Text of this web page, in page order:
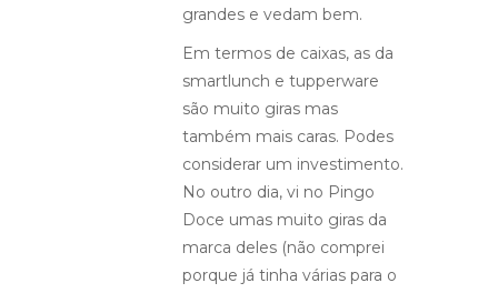
grandes e vedam bem.
Em termos de caixas, as da
smartlunch e tupperware
são muito giras mas
também mais caras. Podes
considerar um investimento.
No outro dia, vi no Pingo
Doce umas muito giras da
marca deles (não comprei
porque já tinha várias para o